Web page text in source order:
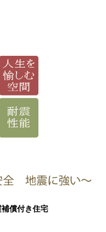
償付き住宅